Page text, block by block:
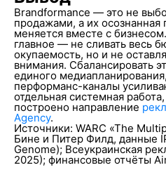
Brandformance — это не
продажами, а их осознанная
меняется вместе с
главное — не сливать весь
окупаемость, но и не
внимания. Сбалансировать
единого
перформанс-каналы
отдельная системная
построено направление
Agency.
Источники: WARC «The
Бине и Питер Филд, данные
Genome); Всеукраинская
2025); финансовые отчёты